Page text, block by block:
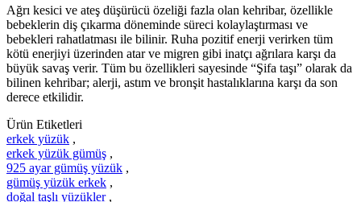
Ağrı kesici ve ateş düşürücü özeliği fazla olan kehribar, özellikle
bebeklerin diş çıkarma döneminde süreci kolaylaştırması ve
bebekleri rahatlatması ile bilinir. Ruha pozitif enerji verirken tüm
kötü enerjiyi üzerinden atar ve migren gibi inatçı ağrılara karşı da
büyük savaş verir. Tüm bu özellikleri sayesinde “Şifa taşı” olarak da
bilinen kehribar; alerji, astım ve bronşit hastalıklarına karşı da son
derece etkilidir.
Ürün Etiketleri
erkek yüzük ,
erkek yüzük gümüş ,
925 ayar gümüş yüzük ,
gümüş yüzük erkek ,
doğal taşlı yüzükler ,